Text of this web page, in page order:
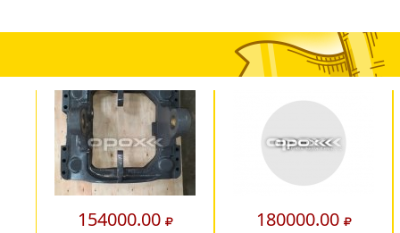
154000.00 180000.00